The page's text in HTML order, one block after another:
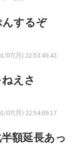
するぞ
07(月) 22:53:49.42
えさ
07(月) 22:54:09.17
額延長あっ